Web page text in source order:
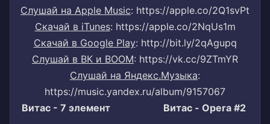
Слушай на Apple Music: https://apple.co/2Q1svPt
Скачай в iTunes: https://apple.co/2NqUs1m
Скачай в Google Play: http://bit.ly/2qAgupq
Слушай в ВК и BOOM: https://vk.cc/9ZTmYR
Слушай на Яндекс.Музыка:
https://music.yandex.ru/album/9157067
Витас - 7 элемент Витас - Opera #2